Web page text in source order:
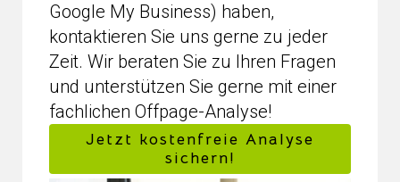
Google My Business) haben,
kontaktieren Sie uns gerne zu jeder
Zeit. Wir beraten Sie zu Ihren Fragen
und unterstützen Sie gerne mit einer
fachlichen Offpage-Analyse!
Jetzt kostenfreie Analyse
sichern!